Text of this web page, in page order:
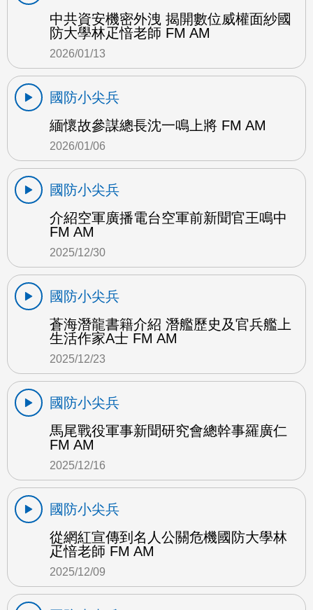
中共資安機密外洩 揭開數位威權面紗國
防大學林疋愔老師 FM AM
2026/01/13
國防小尖兵
緬懷故參謀總長沈一鳴上將 FM AM
2026/01/06
國防小尖兵
介紹空軍廣播電台空軍前新聞官王鳴中
FM AM
2025/12/30
國防小尖兵
蒼海潛龍書籍介紹 潛艦歷史及官兵艦上
生活作家A士 FM AM
2025/12/23
國防小尖兵
馬尾戰役軍事新聞研究會總幹事羅廣仁
FM AM
2025/12/16
國防小尖兵
從網紅宣傳到名人公關危機國防大學林
疋愔老師 FM AM
2025/12/09